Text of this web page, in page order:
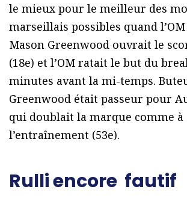
le mieux pour le meilleur des
marseillais possibles quand
Mason Greenwood ouvrait le
(18e) et l’OM ratait le but du
minutes avant la mi-temps.
Greenwood était passeur pour
qui doublait la marque comme à
l’entraînement (53e).
Rulliencore fautif